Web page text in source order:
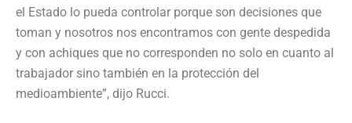
el Estado lo pueda controlar porque son decisiones que
toman y nosotros nos encontramos con gente despedida
y con achiques que no corresponden no solo en cuanto al
trabajador sino también en la protección del
medioambiente”, dijo Rucci.